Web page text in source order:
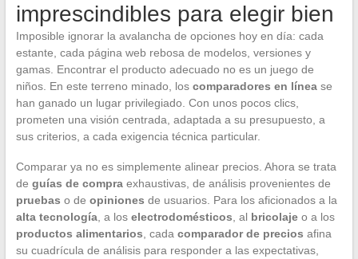
imprescindibles para elegir bien
Imposible ignorar la avalancha de opciones hoy en día: cada
estante, cada página web rebosa de modelos, versiones y
gamas. Encontrar el producto adecuado no es un juego de
niños. En este terreno minado, los comparadores en línease
han ganado un lugar privilegiado. Con unos pocos clics,
prometen una visión centrada, adaptada a su presupuesto, a
sus criterios, a cada exigencia técnica particular.
Comparar ya no es simplemente alinear precios. Ahora se trata
de guías de compraexhaustivas, de análisis provenientes de
pruebas o de opiniones de usuarios. Para los aficionados a la
alta tecnología, a los electrodomésticos , al bricolajeo a los
productos alimentarios , cada comparador de precios afina
su cuadrícula de análisis para responder a las expectativas,